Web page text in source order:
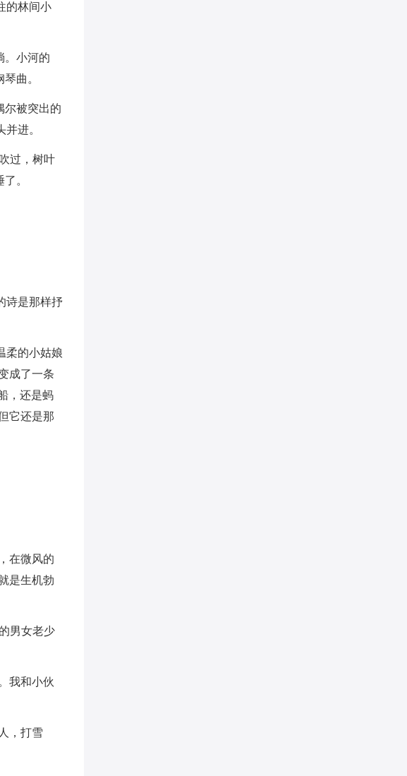
的林间小
。小河的
曲。
被突出的
进。
过，树叶
。
诗是那样抒
柔的小姑娘
成了一条
，还是蚂
它还是那
在微风的
是生机勃
男女老少
我和小伙
，打雪